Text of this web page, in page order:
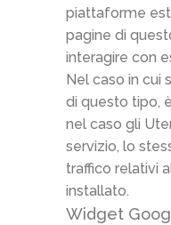
piattaforme
pagine di
interagire con
Nel caso in cui
di questo tipo,
nel caso gli
servizio, lo
traffico relativi
installato.
Widget